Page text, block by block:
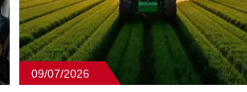
09/07/2026